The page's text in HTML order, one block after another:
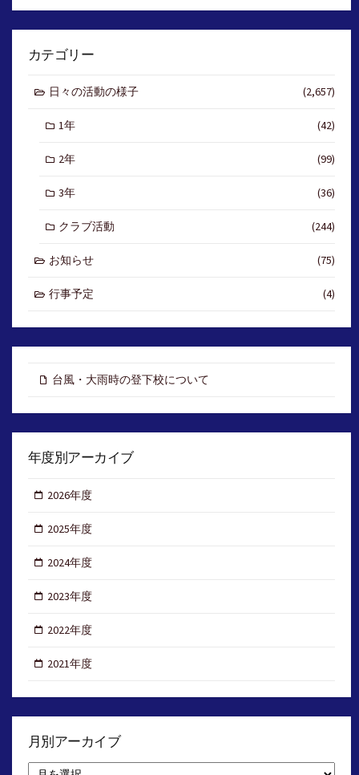
カテゴリー
日々の活動の様子 (2,657)
1年 (42)
2年 (99)
3年 (36)
クラブ活動 (244)
お知らせ (75)
行事予定 (4)
台風・大雨時の登下校について
年度別アーカイブ
2026年度
2025年度
2024年度
2023年度
2022年度
2021年度
月別アーカイブ